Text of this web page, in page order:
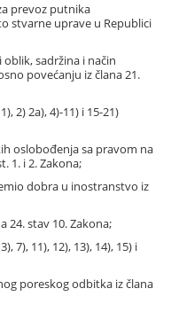
prevoz putnika
stvarne uprave u Republici
sadržina i način
povećanju iz člana 21.
2) 2a), 4)-11) i 15-21)
oslobođenja sa pravom na
1. i 2. Zakona;
dobra u inostranstvo iz
24. stav 10. Zakona;
7), 11), 12), 13), 14), 15) i
poreskog odbitka iz člana